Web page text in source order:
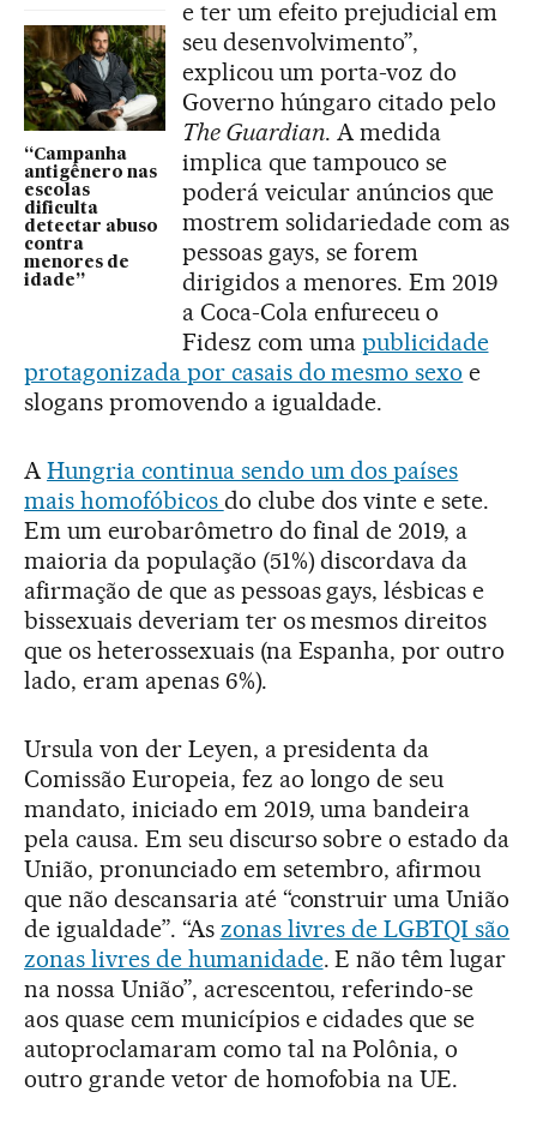
“Campanha
antigênero nas
escolas
dificulta
detectar abuso
contra
menores de
idade”
e ter um efeito prejudicial em
seu desenvolvimento”,
explicou um porta-voz do
Governo húngaro citado pelo
The Guardian. A medida
implica que tampouco se
poderá veicular anúncios que
mostrem solidariedade com as
pessoas gays, se forem
dirigidos a menores. Em 2019
a Coca-Cola enfureceu o
Fidesz com uma publicidade
protagonizada por casais do mesmo sexo e
slogans promovendo a igualdade.
AHungria continua sendo um dos países
mais homofóbicos do clube dos vinte e sete.
Em um eurobarômetro do final de 2019, a
maioria da população (51%) discordava da
afirmação de que as pessoas gays, lésbicas e
bissexuais deveriam ter os mesmos direitos
que os heterossexuais (na Espanha, por outro
lado, eram apenas 6%).
Ursula von der Leyen, a presidenta da
Comissão Europeia, fez ao longo de seu
mandato, iniciado em 2019, uma bandeira
pela causa. Em seu discurso sobre o estado da
União, pronunciado em setembro, afirmou
que não descansaria até “construir uma União
de igualdade”. “As zonas livres de LGBTQI são
zonas livres de humanidade. E não têm lugar
na nossa União”, acrescentou, referindo-se
aos quase cem municípios e cidades que se
autoproclamaram como tal na Polônia, o
outro grande vetor de homofobia na UE.